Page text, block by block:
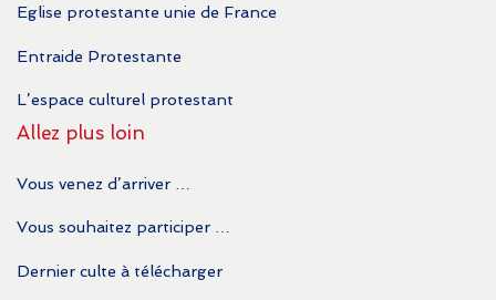
Eglise protestante unie de France
Entraide Protestante
L’espace culturel protestant
Allez plus loin
Vous venez d’arriver …
Vous souhaitez participer …
Dernier culte à télécharger